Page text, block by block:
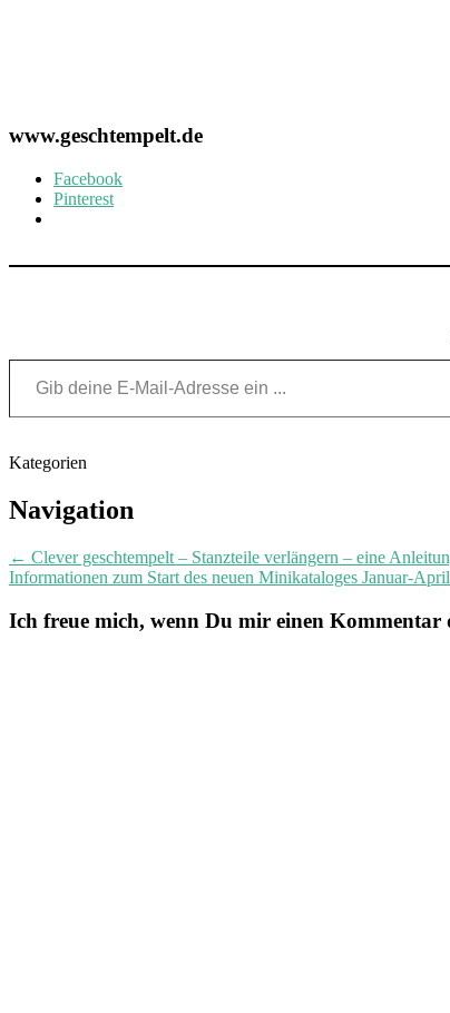
www.geschtempelt.de
Facebook
Pinterest
Gib deine E-Mail-Adresse ein ...
Kategorien
Post
Navigation
← Clever geschtempelt – Stanzteile verlängern – eine
Informationen zum Start des neuen Minikataloges Januar-
Ich freue mich, wenn Du mir einen Kommentar